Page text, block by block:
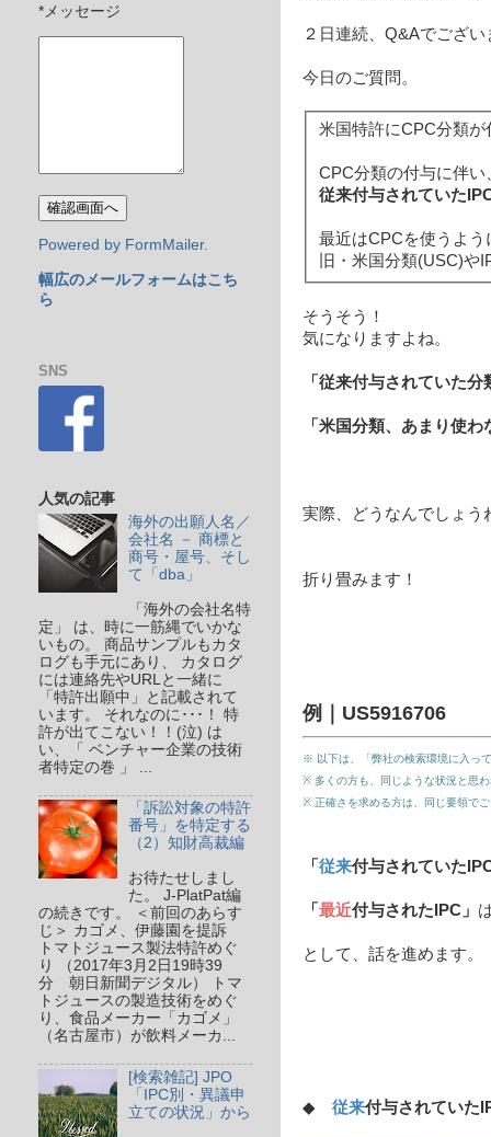
２日連続、Q&Aでござい
今日のご質問。
米国特許にCPC分類
CPC分類の付与に伴い
従来付与されていた
最近はCPCを使うよう
旧・米国分類(USC)や
そうそう！
気になりますよね。
「従来付与されていた
「米国分類、あまり使
実際、どうなんでしょう
折り畳みます！
例｜US5916706
※ 以下は、「弊社の検索環境に入っ
※ 多くの方も、同じような状況と思
※ 正確さを求める方は、同じ要領で
「 従来付与されていた
「 最近付与されたIPC」
として、話を進めます。
◆ 従来付与されていた
*メッセージ
Powered by FormMailer.
幅広のメールフォームはこち
ら
SNS
人気の記事
海外の出願人名／
会社名 － 商標と
商号・屋号、そし
て「dba」
「海外の会社名特
定」 は、時に一筋縄でいかな
いもの。 商品サンプルもカタ
ログも手元にあり、 カタログ
には連絡先やURLと一緒に
「特許出願中」と記載されて
います。 それなのに･･･！ 特
許が出てこない！！(泣) は
い、「 ベンチャー企業の技術
者特定の巻 」 ...
「訴訟対象の特許
番号」を特定する
（2）知財高裁編
お待たせしまし
た。 J-PlatPat編
の続きです。 ＜前回のあらす
じ＞ カゴメ、伊藤園を提訴
トマトジュース製法特許めぐ
り （2017年3月2日19時39
分 朝日新聞デジタル） トマ
トジュースの製造技術をめぐ
り、食品メーカー「カゴメ」
（名古屋市）が飲料メーカ...
[検索雑記] JPO
「IPC別・異議申
立ての状況」から